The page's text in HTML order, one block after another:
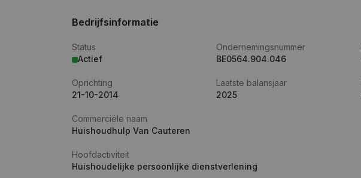
Bedrijfsinformatie
Status
Actief
Ondernemingsnummer
BE0564.904.046
Oprichting
21-10-2014
Laatste balansjaar
2025
Commerciële naam
Huishoudhulp Van Cauteren
Hoofdactiviteit
Huishoudelijke persoonlijke dienstverlening